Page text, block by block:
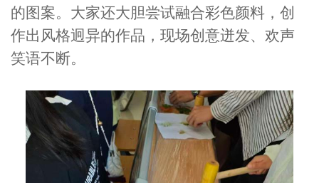
的图案。大家还大胆尝试融合彩色颜料，创
作出风格迥异的作品，现场创意迸发、欢声
笑语不断。